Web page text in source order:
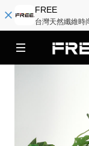
FREE
台灣天然纖維時